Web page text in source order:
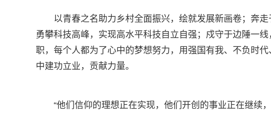
以青春之名助力乡村全面振兴，绘就发展新画卷；奔
勇攀科技高峰，实现高水平科技自立自强；戍守于边陲一
职，每个人都为了心中的梦想努力，用强国有我、不负时
中建功立业，贡献力量。
“他们信仰的理想正在实现，他们开创的事业正在继续